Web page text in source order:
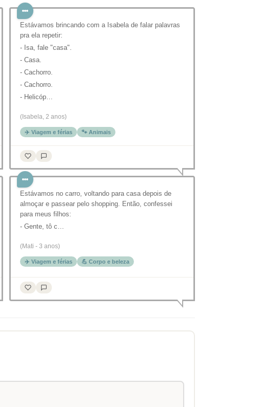
Estávamos brincando com a Isabela de falar palavras
pra ela repetir:
- Isa, fale "casa".
- Casa.
- Cachorro.
- Cachorro.
- Helicóp…
(Isabela, 2 anos)
✈️ Viagem e férias 🐾 Animais
Estávamos no carro, voltando para casa depois de
almoçar e passear pelo shopping. Então, confessei
para meus filhos:
- Gente, tô c…
(Mati - 3 anos)
✈️ Viagem e férias 💪 Corpo e beleza